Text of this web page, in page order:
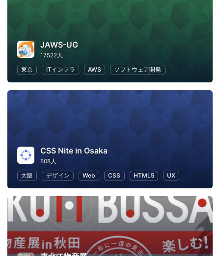
JAWS-UG
17522人
東京
ITインフラ AWS ソフトウェア開発
CSS Nite in Osaka
808人
大阪
デザイン Web CSS HTML5 UX